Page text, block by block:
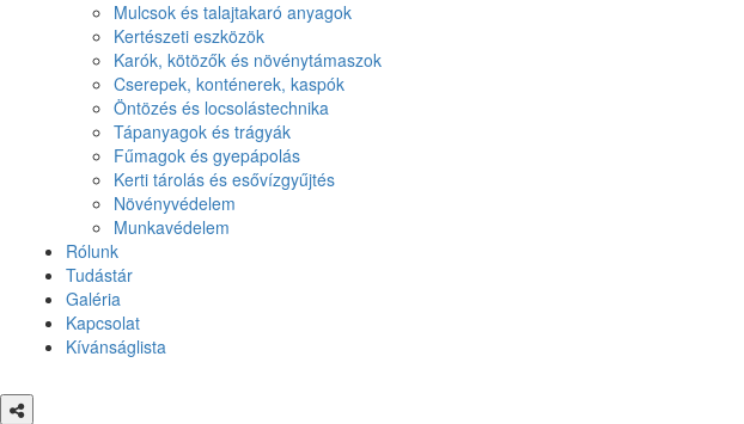
Mulcsok és talajtakaró anyagok
Kertészeti eszközök
Karók, kötözők és növénytámaszok
Cserepek, konténerek, kaspók
Öntözés és locsolástechnika
Tápanyagok és trágyák
Fűmagok és gyepápolás
Kerti tárolás és esővízgyűjtés
Növényvédelem
Munkavédelem
Rólunk
Tudástár
Galéria
Kapcsolat
Kívánságlista